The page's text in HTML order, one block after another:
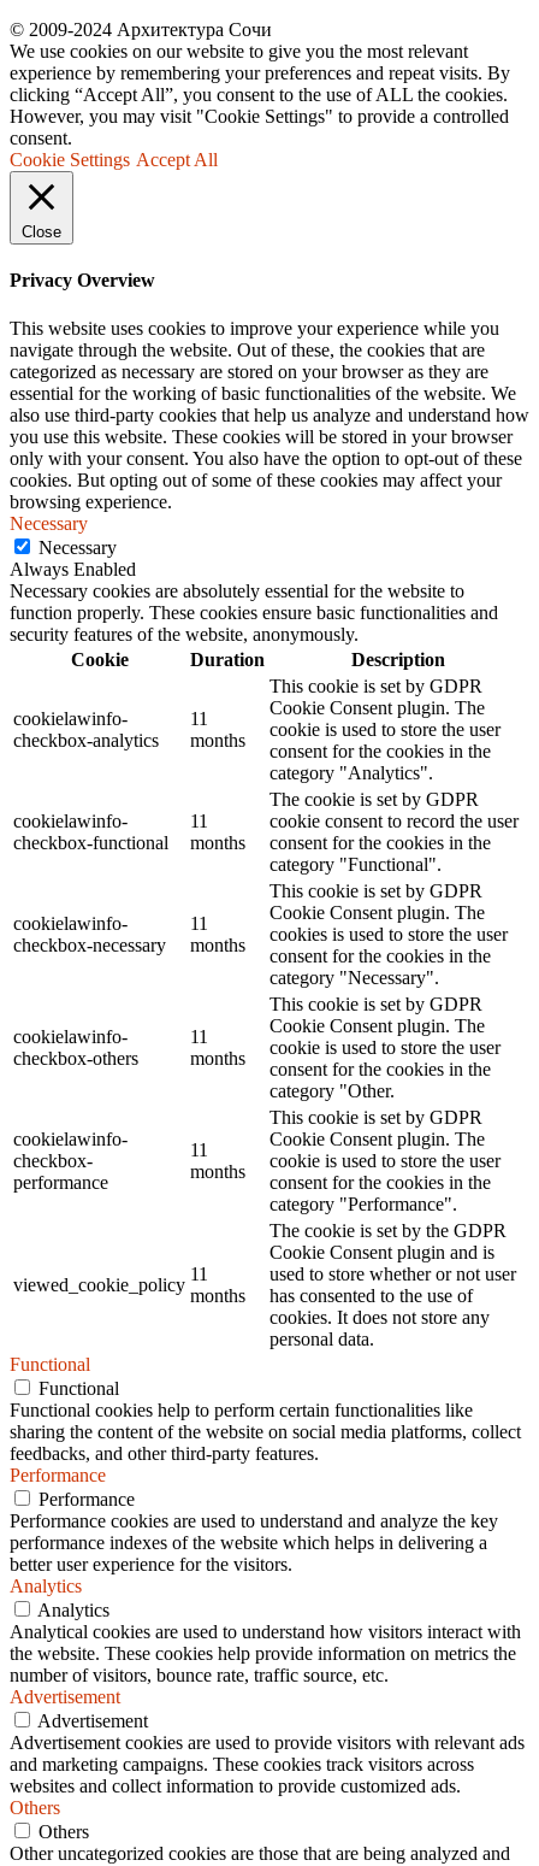
© 2009-2024 Архитектура Сочи
We use cookies on our website to give you the most relevant
experience by remembering your preferences and repeat visits. By
clicking “Accept All”, you consent to the use of ALL the cookies.
However, you may visit "Cookie Settings" to provide a controlled
consent.
Cookie Settings Accept All
Close
Privacy Overview
This website uses cookies to improve your experience while you
navigate through the website. Out of these, the cookies that are
categorized as necessary are stored on your browser as they are
essential for the working of basic functionalities of the website. We
also use third-party cookies that help us analyze and understand how
you use this website. These cookies will be stored in your browser
only with your consent. You also have the option to opt-out of these
cookies. But opting out of some of these cookies may affect your
browsing experience.
Necessary
Necessary
Always Enabled
Necessary cookies are absolutely essential for the website to
function properly. These cookies ensure basic functionalities and
security features of the website, anonymously.
Cookie
Duration Description
cookielawinfo-
checkbox-analytics
11
months
This cookie is set by GDPR
Cookie Consent plugin. The
cookie is used to store the user
consent for the cookies in the
category "Analytics".
cookielawinfo-
checkbox-functional
11
months
The cookie is set by GDPR
cookie consent to record the user
consent for the cookies in the
category "Functional".
cookielawinfo-
checkbox-necessary
11
months
This cookie is set by GDPR
Cookie Consent plugin. The
cookies is used to store the user
consent for the cookies in the
category "Necessary".
cookielawinfo-
checkbox-others
11
months
This cookie is set by GDPR
Cookie Consent plugin. The
cookie is used to store the user
consent for the cookies in the
category "Other.
cookielawinfo-
checkbox-
performance
11
months
This cookie is set by GDPR
Cookie Consent plugin. The
cookie is used to store the user
consent for the cookies in the
category "Performance".
viewed_cookie_policy
11
months
The cookie is set by the GDPR
Cookie Consent plugin and is
used to store whether or not user
has consented to the use of
cookies. It does not store any
personal data.
Functional
Functional
Functional cookies help to perform certain functionalities like
sharing the content of the website on social media platforms, collect
feedbacks, and other third-party features.
Performance
Performance
Performance cookies are used to understand and analyze the key
performance indexes of the website which helps in delivering a
better user experience for the visitors.
Analytics
Analytics
Analytical cookies are used to understand how visitors interact with
the website. These cookies help provide information on metrics the
number of visitors, bounce rate, traffic source, etc.
Advertisement
Advertisement
Advertisement cookies are used to provide visitors with relevant ads
and marketing campaigns. These cookies track visitors across
websites and collect information to provide customized ads.
Others
Others
Other uncategorized cookies are those that are being analyzed and